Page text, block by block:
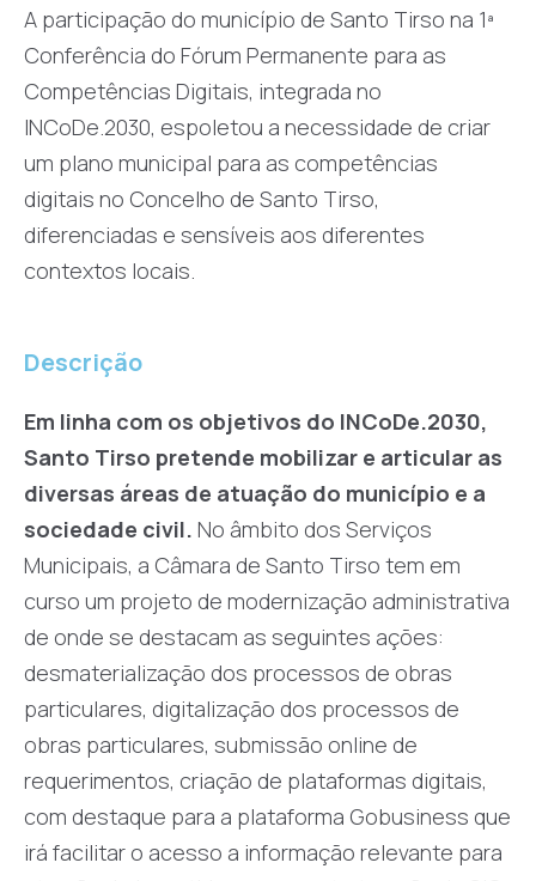
A participação do município de Santo Tirso na 1ª
Conferência do Fórum Permanente para as
Competências Digitais, integrada no
INCoDe.2030, espoletou a necessidade de criar
um plano municipal para as competências
digitais no Concelho de Santo Tirso,
diferenciadas e sensíveis aos diferentes
contextos locais.
Descrição
Em linha com os objetivos do INCoDe.2030,
Santo Tirso pretende mobilizar e articular as
diversas áreas de atuação do município e a
sociedade civil. No âmbito dos Serviços
Municipais, a Câmara de Santo Tirso tem em
curso um projeto de modernização administrativa
de onde se destacam as seguintes ações:
desmaterialização dos processos de obras
particulares, digitalização dos processos de
obras particulares, submissão online de
requerimentos, criação de plataformas digitais,
com destaque para a plataforma Gobusiness que
irá facilitar o acesso a informação relevante para